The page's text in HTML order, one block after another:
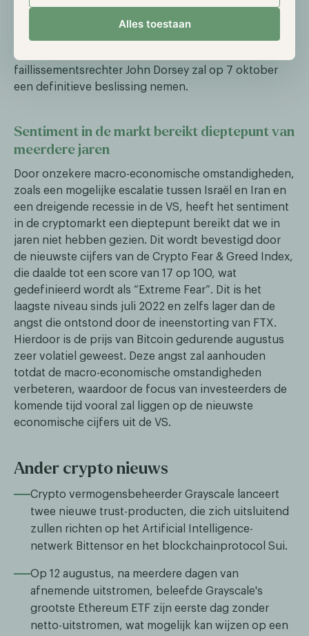
Alles toestaan
gecompenseerd in plaats van in dollars. Daarom wordt
er momenteel gestemd over de voorkeursmethode
van betaling. Schuldeisers kunnen tot 16 augustus
hun stem uitbrengen, en de Amerikaanse
faillissementsrechter John Dorsey zal op 7 oktober
een definitieve beslissing nemen.
Sentiment in de markt bereikt dieptepunt van
meerdere jaren
Door onzekere macro-economische omstandigheden,
zoals een mogelijke escalatie tussen Israël en Iran en
een dreigende recessie in de VS, heeft het sentiment
in de cryptomarkt een dieptepunt bereikt dat we in
jaren niet hebben gezien. Dit wordt bevestigd door
de nieuwste cijfers van de Crypto Fear & Greed Index,
die daalde tot een score van 17 op 100, wat
gedefinieerd wordt als “Extreme Fear”. Dit is het
laagste niveau sinds juli 2022 en zelfs lager dan de
angst die ontstond door de ineenstorting van FTX.
Hierdoor is de prijs van Bitcoin gedurende augustus
zeer volatiel geweest. Deze angst zal aanhouden
totdat de macro-economische omstandigheden
verbeteren, waardoor de focus van investeerders de
komende tijd vooral zal liggen op de nieuwste
economische cijfers uit de VS.
Ander crypto nieuws
Crypto vermogensbeheerder Grayscale lanceert
twee nieuwe trust-producten, die zich uitsluitend
zullen richten op het Artificial Intelligence-
netwerk Bittensor en het blockchainprotocol Sui.
Op 12 augustus, na meerdere dagen van
afnemende uitstromen, beleefde Grayscale's
grootste Ethereum ETF zijn eerste dag zonder
netto-uitstromen, wat mogelijk kan wijzen op een